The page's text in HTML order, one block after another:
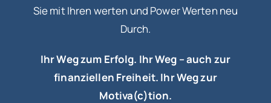
Sie mit Ihren werten und Power Werten neu
Durch.
Ihr Weg zum Erfolg. Ihr Weg – auch zur
finanziellen Freiheit. Ihr Weg zur
Motiva(c)tion.